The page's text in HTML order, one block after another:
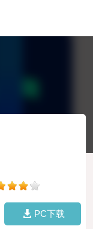
PC下载